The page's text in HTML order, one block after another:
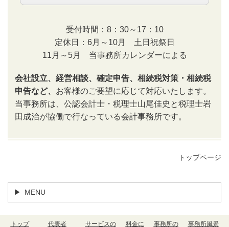
受付時間：8：30～17：10
定休日：6月～10月 土日祝祭日
11月～5月 当事務所カレンダーによる
会社設立、経営相談、確定申告、相続税対策・相続税
申告など、 お客様のご要望に応じて対応いたします。
当事務所は、公認会計士・税理士山尾佳史と税理士岩
田成治が協働で行なっている会計事務所です。
トップページ
MENU
トップ
代表者
サービスの
料金に
事務所の
事務所風景